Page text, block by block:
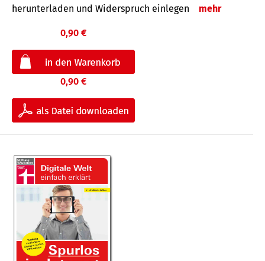
herunterladen und Widerspruch einlegen
mehr
0,90 €
0,90 €